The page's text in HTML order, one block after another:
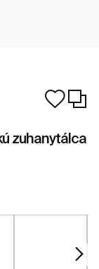
zuhanytálca